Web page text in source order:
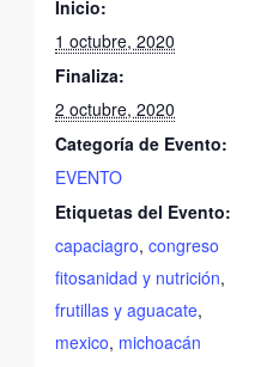
Inicio:
1 octubre, 2020
Finaliza:
2 octubre, 2020
Categoría de Evento:
EVENTO
Etiquetas del Evento:
capaciagro,congreso
fitosanidad y nutrición,
frutillas y aguacate,
mexico, michoacán